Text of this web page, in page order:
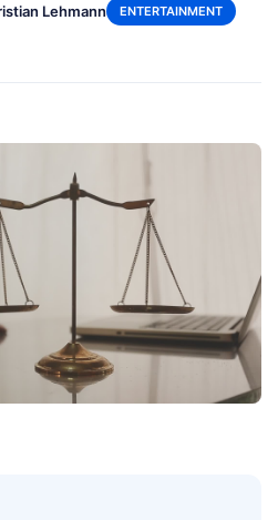
Lehmann ENTERTAINMENT